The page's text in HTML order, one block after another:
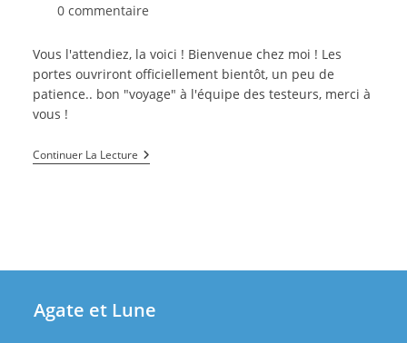
Commentaires
la
publication :
0 commentaire
Vous l'attendiez, la voici ! Bienvenue chez moi ! Les
portes ouvriront officiellement bientôt, un peu de
patience.. bon "voyage" à l'équipe des testeurs, merci à
vous !
Continuer La LectureOuverture
De
Agate et Lune